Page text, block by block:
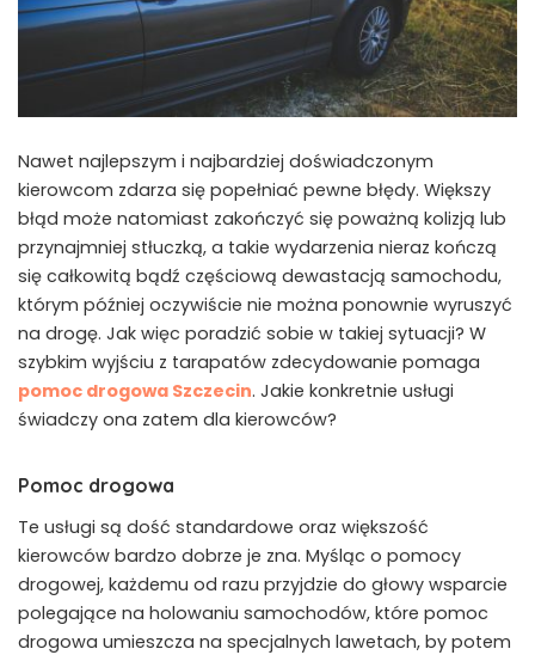
Nawet najlepszym i najbardziej doświadczonym
kierowcom zdarza się popełniać pewne błędy. Większy
błąd może natomiast zakończyć się poważną kolizją lub
przynajmniej stłuczką, a takie wydarzenia nieraz kończą
się całkowitą bądź częściową dewastacją samochodu,
którym później oczywiście nie można ponownie wyruszyć
na drogę. Jak więc poradzić sobie w takiej sytuacji? W
szybkim wyjściu z tarapatów zdecydowanie pomaga
pomoc drogowa Szczecin. Jakie konkretnie usługi
świadczy ona zatem dla kierowców?
Pomoc drogowa
Te usługi są dość standardowe oraz większość
kierowców bardzo dobrze je zna. Myśląc o pomocy
drogowej, każdemu od razu przyjdzie do głowy wsparcie
polegające na holowaniu samochodów, które pomoc
drogowa umieszcza na specjalnych lawetach, by potem